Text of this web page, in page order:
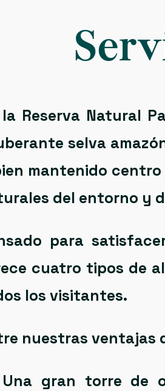
Reserva Natural
selva
mantenido centro
del entorno y
para
cuatro tipos de
los visitantes.
nuestras ventajas
Una gran torre de